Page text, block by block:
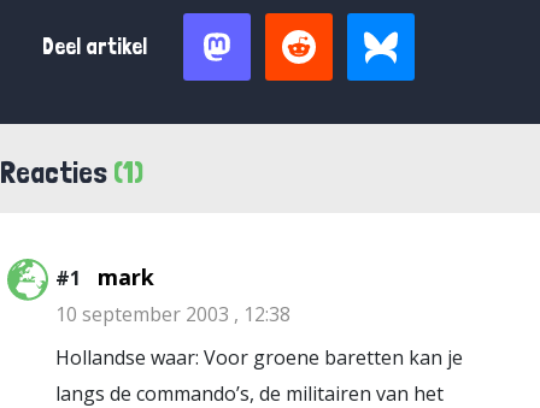
Deel artikel
Reacties (1)
#1 mark
10 september 2003 , 12:38
Hollandse waar: Voor groene baretten kan je
langs de commando’s, de militairen van het